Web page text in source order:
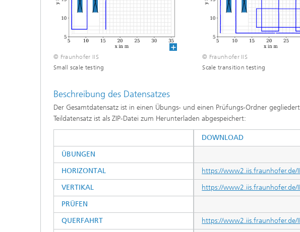
© Fraunhofer IIS
Small scale testing
© Fraunhofer IIS
Scale transition testing
Beschreibung des Datensatzes
Der Gesamtdatensatz ist in einen Übungs- und einen Prüfungs-Ordner
Teildatensatz ist als ZIP-Datei zum Herunterladen abgespeichert:
DOWNLOAD
https://www2.iis.fraunhofer.de/
https://www2.iis.fraunhofer.de/
https://www2.iis.fraunhofer.de/
ÜBUNGEN
HORIZONTAL
VERTIKAL
PRÜFEN
QUERFAHRT